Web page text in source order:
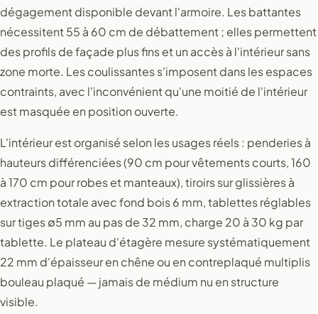
dégagement disponible devant l'armoire. Les battantes
nécessitent 55 à 60 cm de débattement ; elles permettent
des profils de façade plus fins et un accès à l'intérieur sans
zone morte. Les coulissantes s'imposent dans les espaces
contraints, avec l'inconvénient qu'une moitié de l'intérieur
est masquée en position ouverte.
L'intérieur est organisé selon les usages réels : penderies à
hauteurs différenciées (90 cm pour vêtements courts, 160
à 170 cm pour robes et manteaux), tiroirs sur glissières à
extraction totale avec fond bois 6 mm, tablettes réglables
sur tiges ∅5 mm au pas de 32 mm, charge 20 à 30 kg par
tablette. Le plateau d'étagère mesure systématiquement
22 mm d'épaisseur en chêne ou en contreplaqué multiplis
bouleau plaqué — jamais de médium nu en structure
visible.